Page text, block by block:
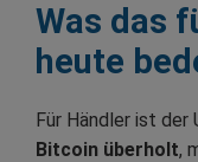
Was das
heute
Für Händler ist der
Bitcoin überholt,